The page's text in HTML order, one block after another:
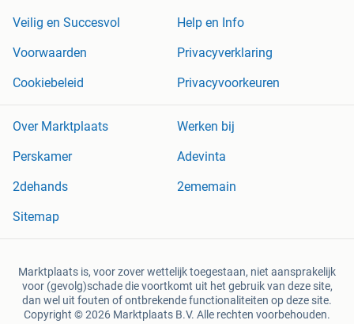
Veilig en Succesvol
Help en Info
Voorwaarden
Privacyverklaring
Cookiebeleid
Privacyvoorkeuren
Over Marktplaats
Werken bij
Perskamer
Adevinta
2dehands
2ememain
Sitemap
Marktplaats is, voor zover wettelijk toegestaan, niet aansprakelijk
voor (gevolg)schade die voortkomt uit het gebruik van deze site,
dan wel uit fouten of ontbrekende functionaliteiten op deze site.
Copyright © 2026 Marktplaats B.V. Alle rechten voorbehouden.